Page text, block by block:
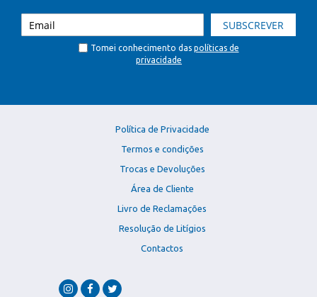
SUBSCREVER
Tomei conhecimento das políticas de
privacidade
Política de Privacidade
Termos e condições
Trocas e Devoluções
Área de Cliente
Livro de Reclamações
Resolução de Litígios
Contactos